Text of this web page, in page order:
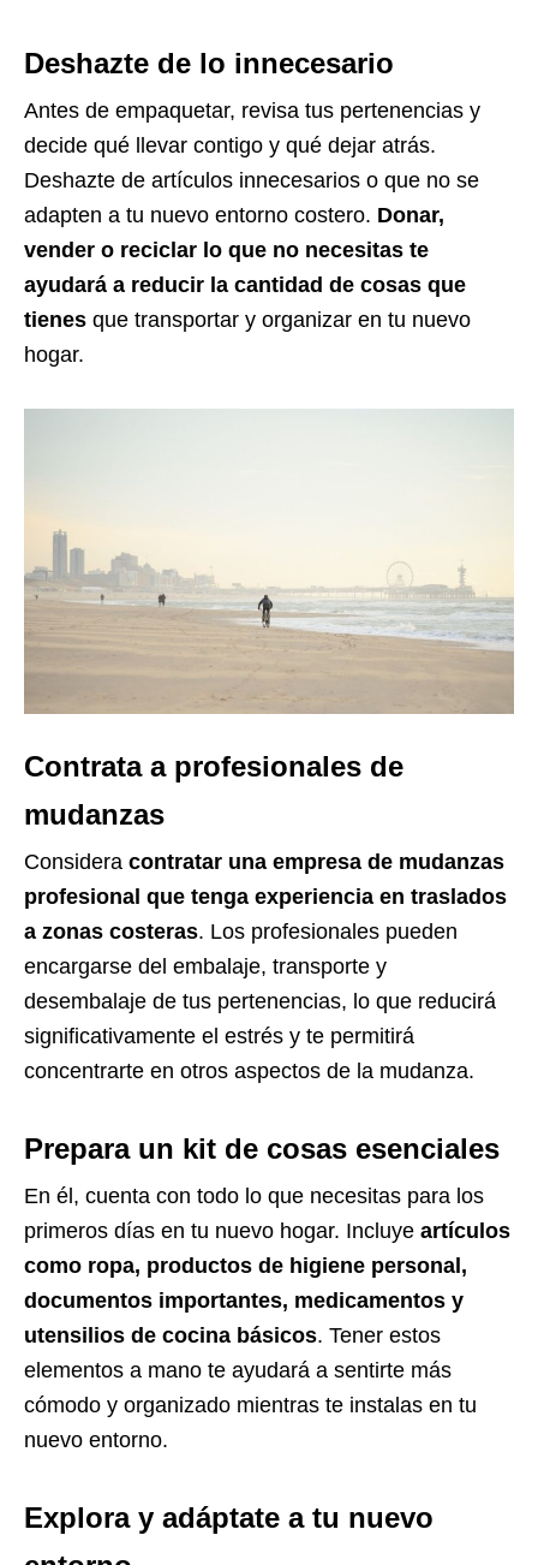
Deshazte de lo innecesario
Antes de empaquetar, revisa tus pertenencias y
decide qué llevar contigo y qué dejar atrás.
Deshazte de artículos innecesarios o que no se
adapten a tu nuevo entorno costero. Donar,
vender o reciclar lo que no necesitas te
ayudará a reducir la cantidad de cosas que
tienes que transportar y organizar en tu nuevo
hogar.
Contrata a profesionales de
mudanzas
Considera contratar una empresa de mudanzas
profesional que tenga experiencia en traslados
a zonas costeras. Los profesionales pueden
encargarse del embalaje, transporte y
desembalaje de tus pertenencias, lo que reducirá
significativamente el estrés y te permitirá
concentrarte en otros aspectos de la mudanza.
Prepara un kit de cosas esenciales
En él, cuenta con todo lo que necesitas para los
primeros días en tu nuevo hogar. Incluye artículos
como ropa, productos de higiene personal,
documentos importantes, medicamentos y
utensilios de cocina básicos. Tener estos
elementos a mano te ayudará a sentirte más
cómodo y organizado mientras te instalas en tu
nuevo entorno.
Explora y adáptate a tu nuevo